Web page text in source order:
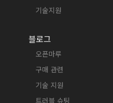
기술지원
블로그
오픈마루
구매 관련
기술 지원
트러블 슈팅